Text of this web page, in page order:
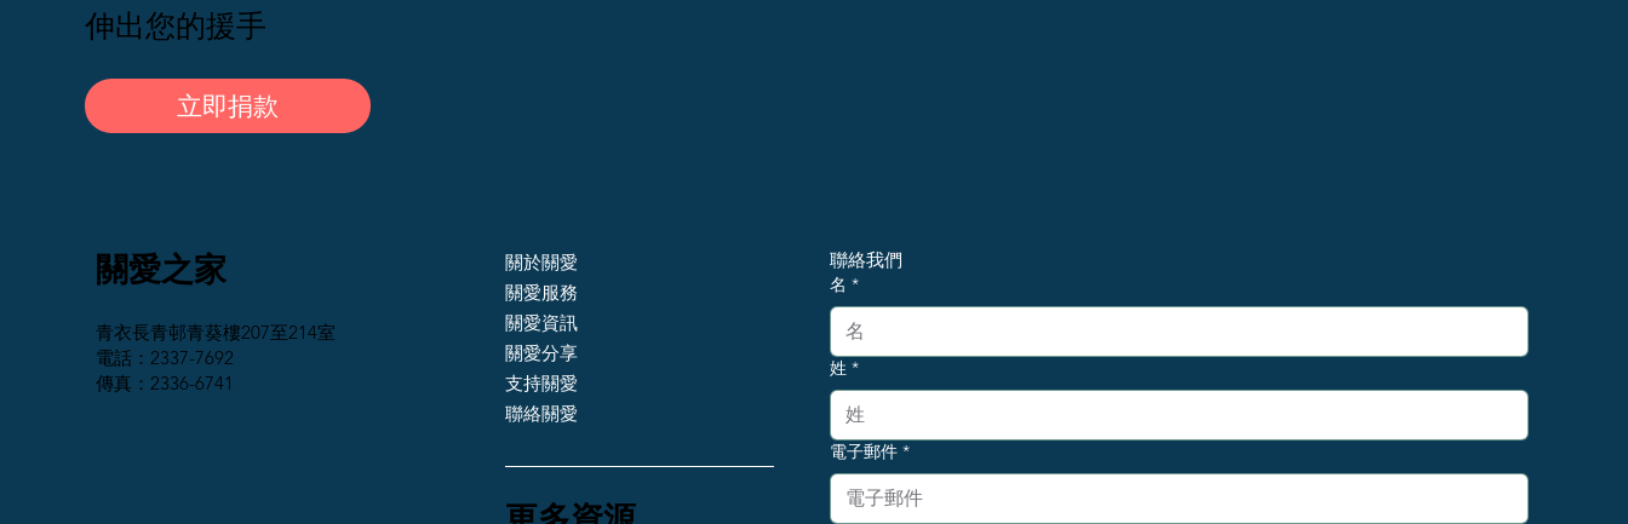
聯絡我們
名 *
姓 *
電子郵件 *
關愛之家
青衣長青邨青葵樓207至214室
電話：2337-7692
傳真：2336-6741
關於關愛
關愛服務
關愛資訊
關愛分享
支持關愛
聯絡關愛
伸出您的援手
立即捐款